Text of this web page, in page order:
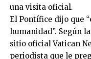
una visita oficial.
El Pontífice dijo que
humanidad”. Según
sitio oficial Vatican
periodista que le